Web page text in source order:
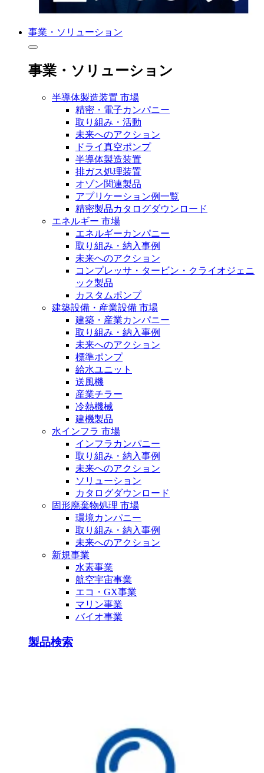
事業・ソリューション
事業・ソリューション
半導体製造装置 市場
精密・電子カンパニー
取り組み・活動
未来へのアクション
ドライ真空ポンプ
半導体製造装置
排ガス処理装置
オゾン関連製品
アプリケーション例一覧
精密製品カタログダウンロード
エネルギー 市場
エネルギーカンパニー
取り組み・納入事例
未来へのアクション
コンプレッサ・タービン・クライオジェニ
ック製品
カスタムポンプ
建築設備・産業設備 市場
建築・産業カンパニー
取り組み・納入事例
未来へのアクション
標準ポンプ
給水ユニット
送風機
産業チラー
冷熱機械
建機製品
水インフラ 市場
インフラカンパニー
取り組み・納入事例
未来へのアクション
ソリューション
カタログダウンロード
固形廃棄物処理 市場
環境カンパニー
取り組み・納入事例
未来へのアクション
新規事業
水素事業
航空宇宙事業
エコ・GX事業
マリン事業
バイオ事業
製品検索